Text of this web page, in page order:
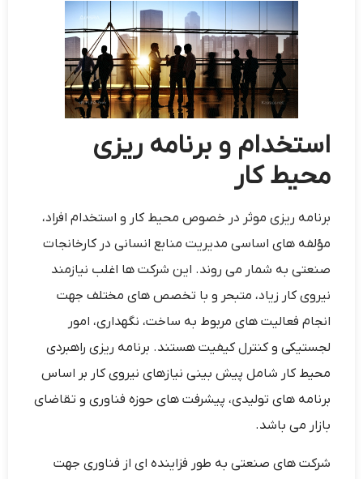
استخدام و برنامه ‌ریزی
محیط کار
برنامه ریزی موثر در خصوص محیط کار و استخدام افراد،
مؤلفه ‌های اساسی مدیریت منابع انسانی در کارخانجات
صنعتی به شمار می ‌روند. این شرکت ها اغلب نیازمند
نیروی کار زیاد، متبحر و با تخصص ‌های مختلف جهت
انجام فعالیت‌ های مربوط به ساخت، نگهداری، امور
لجستیکی و کنترل کیفیت هستند. برنامه‌ ریزی راهبردی
محیط کار شامل پیش بینی نیازهای نیروی کار بر اساس
برنامه ‌های تولیدی، پیشرفت ‌های حوزه فناوری و تقاضای
بازار می ‌باشد.
شرکت ‌های صنعتی به طور فزاینده‌ ای از فناوری جهت